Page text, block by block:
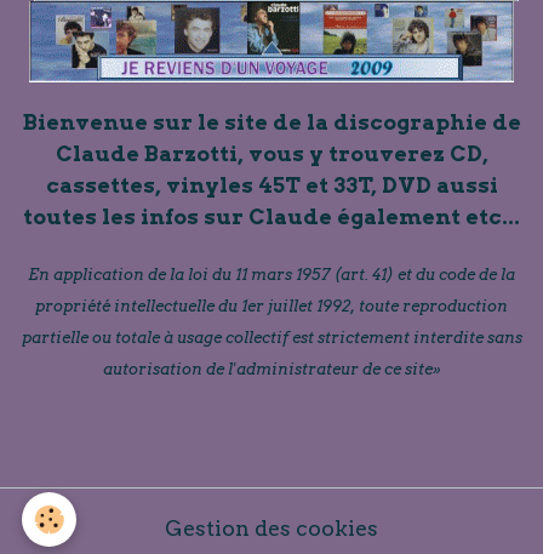
Bienvenue sur le site de la discographie de
Claude Barzotti, vous y trouverez CD,
cassettes, vinyles 45T et 33T, DVD aussi
toutes les infos sur Claude également etc...
En application de la loi du 11 mars 1957 (art. 41) et du code de la
propriété intellectuelle du 1er juillet 1992, toute reproduction
partielle ou totale à usage collectif est strictement interdite sans
autorisation de l'administrateur de ce site»
Gestion des cookies